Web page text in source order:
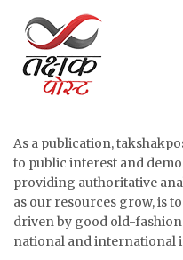
As a publication,
to public interest and
providing authoritative
as our resources grow, is
driven by good old-
national and international